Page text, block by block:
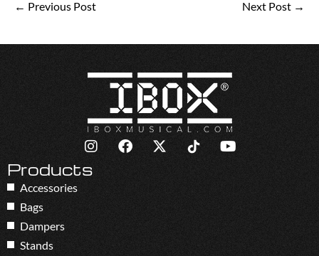
← Previous Post Next Post →
Products
Accessories
Bags
Dampers
Stands